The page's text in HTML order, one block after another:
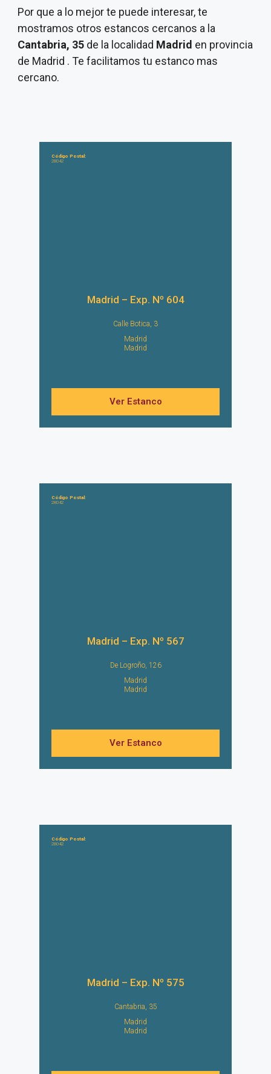
Por que a lo mejor te puede interesar, te
mostramos otros estancos cercanos a la
Cantabria, 35 de la localidad Madrid en provincia
de Madrid . Te facilitamos tu estanco mas
cercano.
Código Postal:
28042
Madrid – Exp. Nº 604
Calle Botica, 3
Madrid
Madrid
Ver Estanco
Código Postal:
28042
Madrid – Exp. Nº 567
De Logroño, 126
Madrid
Madrid
Ver Estanco
Código Postal:
28042
Madrid – Exp. Nº 575
Cantabria, 35
Madrid
Madrid